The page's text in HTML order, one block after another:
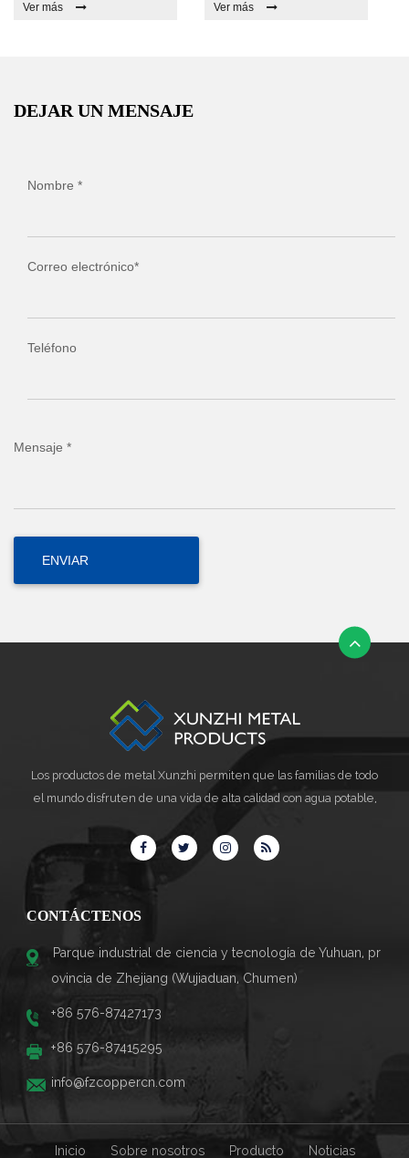
Ver más Ver más
DEJAR UN MENSAJE
Nombre *
Correo electrónico*
Teléfono
Mensaje *
Los productos de metal Xunzhi permiten que las familias de todo
el mundo disfruten de una vida de alta calidad con agua potable,
CONTÁCTENOS
Parque industrial de ciencia y tecnología de Yuhuan, pr
ovincia de Zhejiang (Wujiaduan, Chumen)
+86 576-87427173
+86 576-87415295
info@fzcoppercn.com
Inicio Sobre nosotros Producto Noticias